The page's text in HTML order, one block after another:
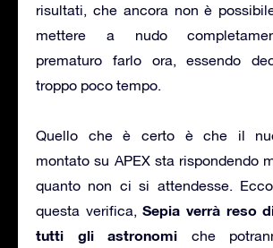
risultati, che ancora non è
mettere a nudo
prematuro farlo ora, essendo
troppo poco tempo.
Quello che è certo è che il
montato su APEX sta rispondendo
quanto non ci si attendesse.
questa verifica,Sepia verrà reso
tutti gli astronomi che